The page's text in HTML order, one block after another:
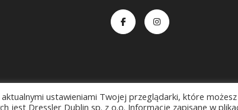
ustawieniami Twojej przeglądarki, które
jest Dressler Dublin sp. z o.o. Informacje zapisane w